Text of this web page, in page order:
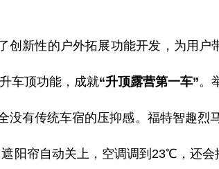
新性的户外拓展功能开发，为用
车顶功能，成就“升顶露营第一车”。
没有传统车宿的压抑感。 福特智趣烈
阳帘自动关上，空调调到 23℃，还会